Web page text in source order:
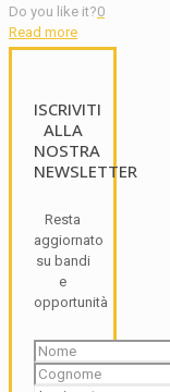
Do you like it?0
Read more
ISCRIVITI
ALLA
NOSTRA
NEWSLETTER
Resta
aggiornato
su bandi
e
opportunità